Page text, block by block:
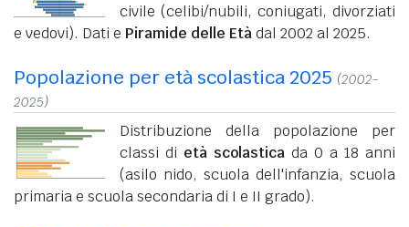
civile (celibi/nubili, coniugati, divorziati
e vedovi). Dati e Piramide delle Etàdal 2002 al 2025.
Popolazione per età scolastica 2025 (2002-
2025)
Distribuzione della popolazione per
classi di età scolastica da 0 a 18 anni
(asilo nido, scuola dell'infanzia, scuola
primaria e scuola secondaria di I e II grado).